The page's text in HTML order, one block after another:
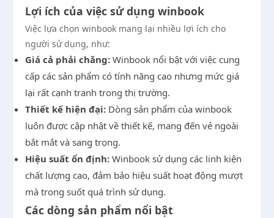
Lợi ích của việc sử dụng winbook
Việc lựa chọn winbook mang lại nhiều lợi ích cho
người sử dụng, như:
Giá cả phải chăng: Winbook nổi bật với việc cung
cấp các sản phẩm có tính năng cao nhưng mức giá
lại rất cạnh tranh trong thị trường.
Thiết kế hiện đại: Dòng sản phẩm của winbook
luôn được cập nhật về thiết kế, mang đến vẻ ngoài
bắt mắt và sang trọng.
Hiệu suất ổn định: Winbook sử dụng các linh kiện
chất lượng cao, đảm bảo hiệu suất hoạt động mượt
mà trong suốt quá trình sử dụng.
Các dòng sản phẩm nổi bật